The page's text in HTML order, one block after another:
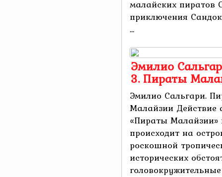
малайских пиратов
приключения
...
Эмилио
3. Пираты
Эмилио Сальгари.
Малайзии Действие
«Пираты Малайзии»
происходит на
роскошной
исторических